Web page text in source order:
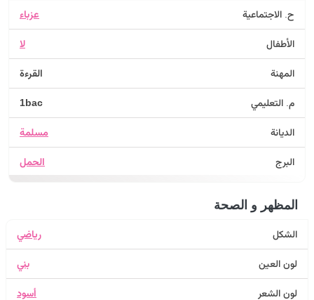
ح. الاجتماعية عزباء
الأطفال لا
المهنة القرءة
م. التعليمي 1bac
الديانة مسلمة
البرج الحمل
المظهر و الصحة
الشكل رياضي
لون العين بني
لون الشعر أسود